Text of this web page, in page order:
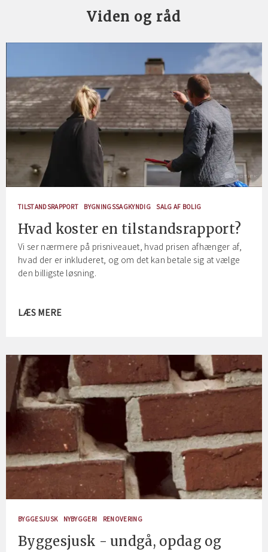
Viden og råd
TILSTANDSRAPPORT BYGNINGSSAGKYNDIG SALG AF BOLIG
Hvad koster en tilstandsrapport?
Vi ser nærmere på prisniveauet, hvad prisen afhænger af,
hvad der er inkluderet, og om det kan betale sig at vælge
den billigste løsning.
LÆS MERE
BYGGESJUSK NYBYGGERI RENOVERING
Byggesjusk - undgå, opdag og